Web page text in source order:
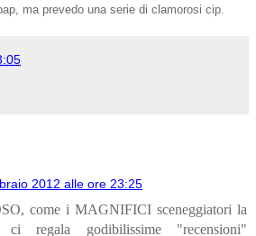
ma prevedo una serie di clamorosi cip.
2012 alle ore 23:25
come i MAGNIFICI sceneggiatori la
regala godibilissime "recensioni"